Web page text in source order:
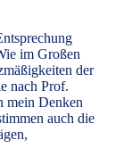
im Großen
der
nach Prof.
mein Denken
auch die